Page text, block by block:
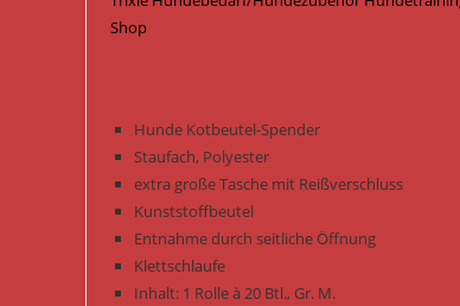
Shop
Hunde Kotbeutel-Spender
Staufach, Polyester
extra große Tasche mit Reißverschluss
Kunststoffbeutel
Entnahme durch seitliche Öffnung
Klettschlaufe
Inhalt: 1 Rolle à 20 Btl., Gr. M.